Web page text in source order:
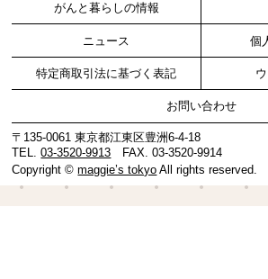
がんと暮らしの情報
ニュース 個
特定商取引法に基づく表記
お問い合わせ
〒135-0061 東京都江東区豊洲6-4-18
TEL.03-3520-9913 FAX. 03-3520-9914
Copyright ©maggie’s tokyo All rights reserved.